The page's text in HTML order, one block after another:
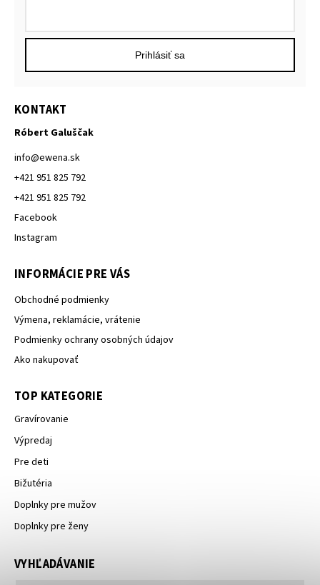
Prihlásiť sa
KONTAKT
Róbert Galuščak
info@ewena.sk
+421 951 825 792
+421 951 825 792
Facebook
Instagram
INFORMÁCIE PRE VÁS
Obchodné podmienky
Výmena, reklamácie, vrátenie
Podmienky ochrany osobných údajov
Ako nakupovať
TOP KATEGORIE
Gravírovanie
Výpredaj
Pre deti
Bižutéria
Doplnky pre mužov
Doplnky pre ženy
VYHĽADÁVANIE